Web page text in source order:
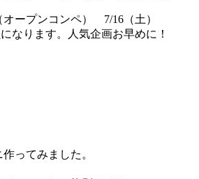
オープンコンペ） 7/16（土）
なります。人気企画お早めに！
ってみました。